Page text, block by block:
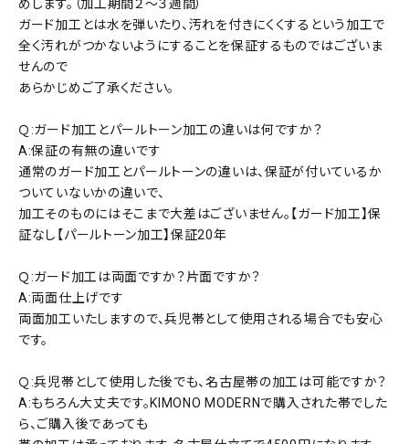
めします。（加工期間２～３週間）
ガード加工とは水を弾いたり、汚れを付きにくくするという加工で
全く汚れがつかないようにすることを保証するものではございま
せんので
あらかじめご了承ください。
Ｑ:ガード加工とパールトーン加工の違いは何ですか？
A:保証の有無の違いです
通常のガード加工とパールトーンの違いは、保証が付いているか
ついていないかの違いで、
加工そのものにはそこまで大差はございません。【ガード加工】保
証なし【パールトーン加工】保証20年
Ｑ:ガード加工は両面ですか？片面ですか？
A:両面仕上げです
両面加工いたしますので、兵児帯として使用される場合でも安心
です。
Ｑ:兵児帯として使用した後でも、名古屋帯の加工は可能ですか？
A:もちろん大丈夫です。KIMONO MODERNで購入された帯でした
ら、ご購入後であっても